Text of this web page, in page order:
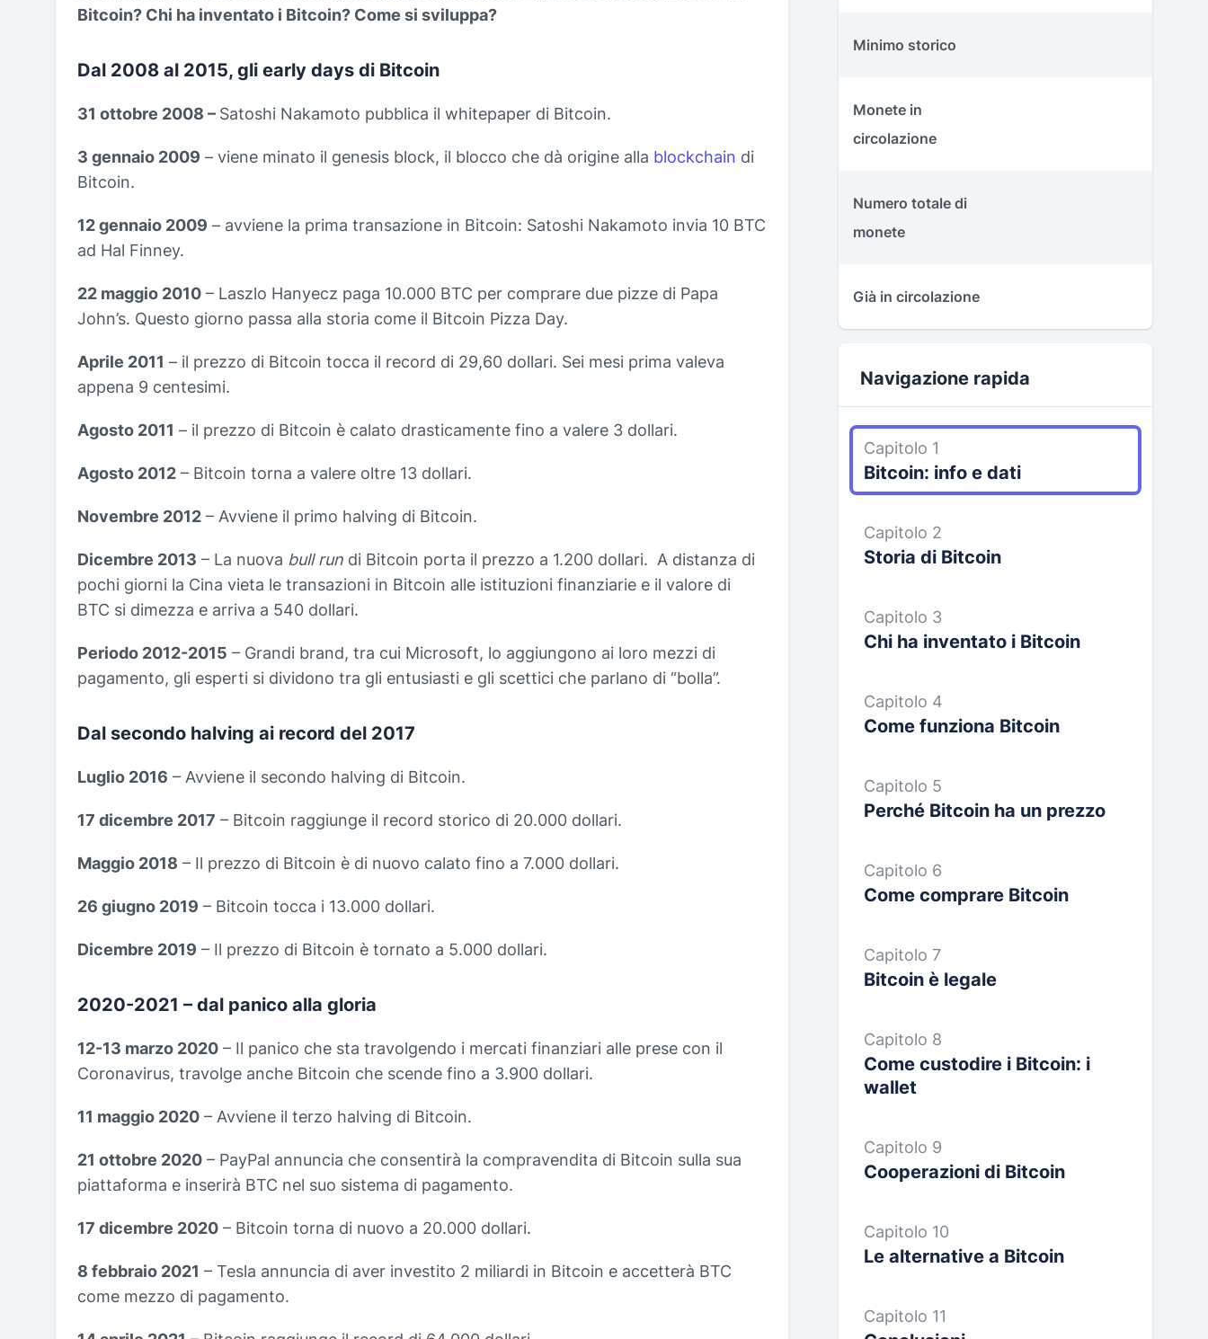
Bitcoin? Chi ha inventato i Bitcoin? Come si sviluppa?
Dal 2008 al 2015, gli early days di Bitcoin
31 ottobre 2008 – Satoshi Nakamoto pubblica il whitepaper di Bitcoin.
3 gennaio 2009 – viene minato il genesis block, il blocco che dà origine alla blockchain di
Bitcoin.
12 gennaio 2009 – avviene la prima transazione in Bitcoin: Satoshi Nakamoto invia 10 BTC
ad Hal Finney.
22 maggio 2010 – Laszlo Hanyecz paga 10.000 BTC per comprare due pizze di Papa
John’s. Questo giorno passa alla storia come il Bitcoin Pizza Day.
Aprile 2011 – il prezzo di Bitcoin tocca il record di 29,60 dollari. Sei mesi prima valeva
appena 9 centesimi.
Agosto 2011 – il prezzo di Bitcoin è calato drasticamente fino a valere 3 dollari.
Agosto 2012 – Bitcoin torna a valere oltre 13 dollari.
Novembre 2012 – Avviene il primo halving di Bitcoin.
Dicembre 2013 – La nuova bull run di Bitcoin porta il prezzo a 1.200 dollari. A distanza di
pochi giorni la Cina vieta le transazioni in Bitcoin alle istituzioni finanziarie e il valore di
BTC si dimezza e arriva a 540 dollari.
Periodo 2012-2015 – Grandi brand, tra cui Microsoft, lo aggiungono ai loro mezzi di
pagamento, gli esperti si dividono tra gli entusiasti e gli scettici che parlano di “bolla”.
Dal secondo halving ai record del 2017
Luglio 2016 – Avviene il secondo halving di Bitcoin.
17 dicembre 2017 – Bitcoin raggiunge il record storico di 20.000 dollari.
Maggio 2018 – Il prezzo di Bitcoin è di nuovo calato fino a 7.000 dollari.
26 giugno 2019 – Bitcoin tocca i 13.000 dollari.
Dicembre 2019 – Il prezzo di Bitcoin è tornato a 5.000 dollari.
2020-2021 – dal panico alla gloria
12-13 marzo 2020 – Il panico che sta travolgendo i mercati finanziari alle prese con il
Coronavirus, travolge anche Bitcoin che scende fino a 3.900 dollari.
11 maggio 2020 – Avviene il terzo halving di Bitcoin.
21 ottobre 2020 – PayPal annuncia che consentirà la compravendita di Bitcoin sulla sua
piattaforma e inserirà BTC nel suo sistema di pagamento.
17 dicembre 2020 – Bitcoin torna di nuovo a 20.000 dollari.
8 febbraio 2021 – Tesla annuncia di aver investito 2 miliardi in Bitcoin e accetterà BTC
come mezzo di pagamento.
Minimo storico
Monete in
circolazione
Numero totale di
monete
Già in circolazione
Navigazione rapida
Capitolo 1
Bitcoin: info e dati
Capitolo 2
Storia di Bitcoin
Capitolo 3
Chi ha inventato i Bitcoin
Capitolo 4
Come funziona Bitcoin
Capitolo 5
Perché Bitcoin ha un prezzo
Capitolo 6
Come comprare Bitcoin
Capitolo 7
Bitcoin è legale
Capitolo 8
Come custodire i Bitcoin: i
wallet
Capitolo 9
Cooperazioni di Bitcoin
Capitolo 10
Le alternative a Bitcoin
Capitolo 11